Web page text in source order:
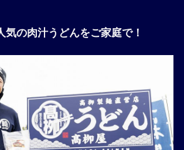
気の肉汁うどんをご家庭で！